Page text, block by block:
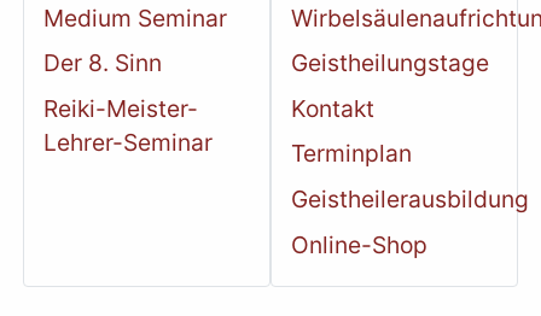
Medium Seminar
Der 8. Sinn
Reiki-Meister-
Lehrer-Seminar
Geistheilungstage
Kontakt
Terminplan
Geistheilerausbildung
Online-Shop